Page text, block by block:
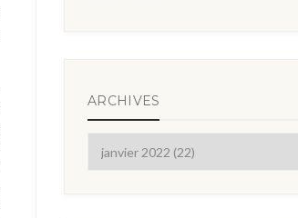
ARCHIVES